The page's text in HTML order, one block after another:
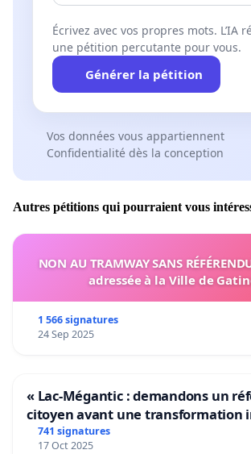
Écrivez avec vos propres mots. L’IA
une pétition percutante pour vous.
Générer la pétition
Vos données vous appartiennent
Confidentialité dès la conception
Autres pétitions qui pourraient vous
NON AU TRAMWAY SANS
adressée à la Ville de
1 566 signatures
24 Sep 2025
« Lac-Mégantic : demandons un
citoyen avant une transformation
de notre territoire »
741 signatures
17 Oct 2025